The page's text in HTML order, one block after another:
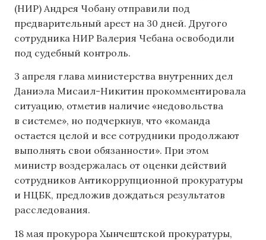
(НИР) Андрея Чобану отправили под
предварительный арест на 30 дней. Другого
сотрудника НИР Валерия Чебана освободили
под судебный контроль.
3 апреля глава министерства внутренних дел
Даниэла Мисаил-Никитин прокомментировала
ситуацию, отметив наличие «недовольства
в системе», но подчеркнув, что «команда
остается целой и все сотрудники продолжают
выполнять свои обязанности». При этом
министр воздержалась от оценки действий
сотрудников Антикоррупционной прокуратуры
и НЦБК, предложив дождаться результатов
расследования.
18 мая прокурора Хынчештской прокуратуры,